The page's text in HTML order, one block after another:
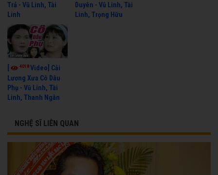
Trả - Vũ Linh, Tài
Linh
Duyên - Vũ Linh, Tài
Linh, Trọng Hữu
[ 4018Video] Cải
Lương Xưa Cô Dâu
Phụ - Vũ Linh, Tài
Linh, Thanh Ngân
NGHỆ SĨ LIÊN QUAN